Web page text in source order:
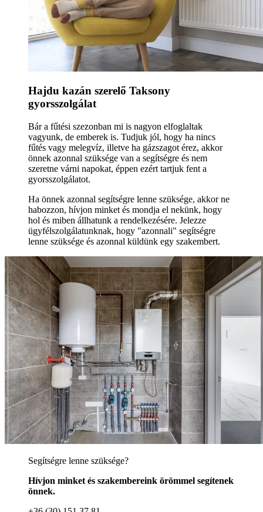
Hajdu kazán szerelő Taksony
gyorsszolgálat
Bár a fűtési szezonban mi is nagyon elfoglaltak
vagyunk, de emberek is. Tudjuk jól, hogy ha nincs
fűtés vagy melegvíz, illetve ha gázszagot érez, akkor
önnek azonnal szüksége van a segítségre és nem
szeretne várni napokat, éppen ezért tartjuk fent a
gyorsszolgálatot.
Ha önnek azonnal segítségre lenne szüksége, akkor ne
habozzon, hívjon minket és mondja el nekünk, hogy
hol és miben állhatunk a rendelkezésére. Jelezze
ügyfélszolgálatunknak, hogy "azonnali" segítségre
lenne szüksége és azonnal küldünk egy szakembert.
Segítségre lenne szüksége?
Hívjon minket és szakembereink örömmel segítenek
önnek.